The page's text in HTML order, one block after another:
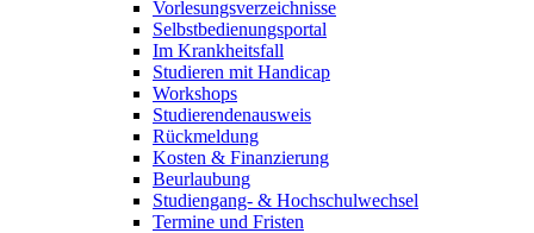
Vorlesungsverzeichnisse
Selbstbedienungsportal
Im Krankheitsfall
Studieren mit Handicap
Workshops
Studierendenausweis
Rückmeldung
Kosten & Finanzierung
Beurlaubung
Studiengang- & Hochschulwechsel
Termine und Fristen